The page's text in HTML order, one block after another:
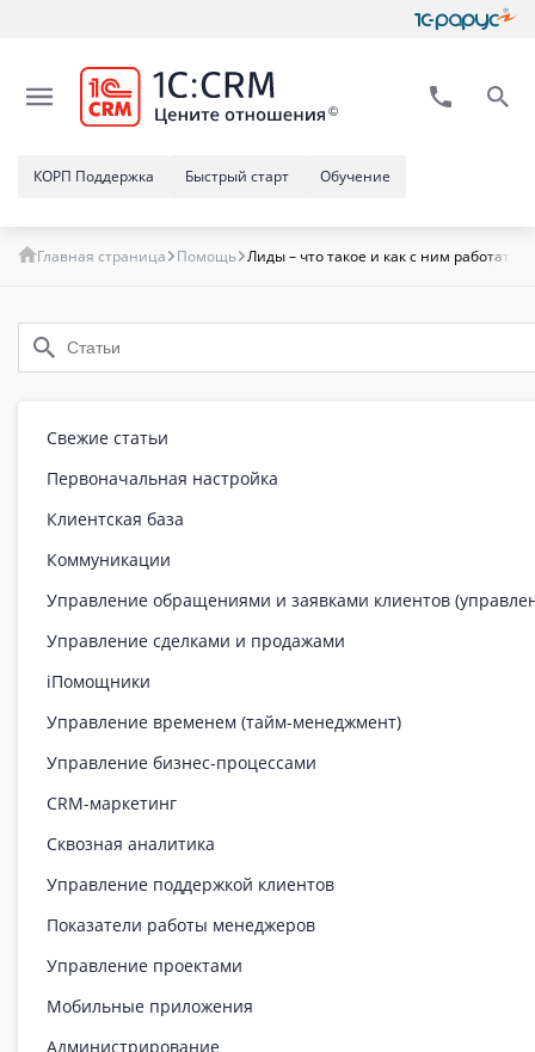
Обучение
Быстрый старт
КОРП Поддержка
Главная страница Помощь Лиды – что такое и как с ним работать.
Свежие статьи
Первоначальная настройка
Клиентская база
Коммуникации
Управление обращениями и заявками клиентов
Управление сделками и продажами
iПомощники
Управление временем (тайм-менеджмент)
Управление бизнес-процессами
CRM-маркетинг
Сквозная аналитика
Управление поддержкой клиентов
Показатели работы менеджеров
Управление проектами
Мобильные приложения
Администрирование